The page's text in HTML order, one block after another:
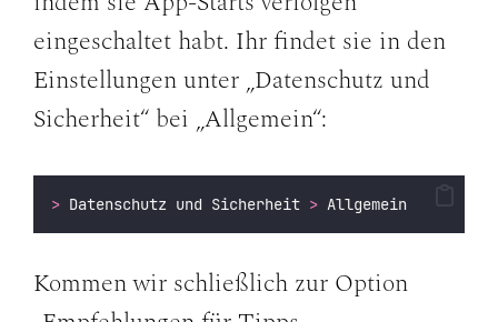
eingeschaltet habt. Ihr findet sie in den
Einstellungen unter „Datenschutz und
Sicherheit“ bei „Allgemein“:
> Datenschutz und Sicherheit > Allgemein
Kommen wir schließlich zur Option